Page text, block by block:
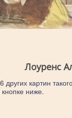
Лоуренс
картин
ниже.